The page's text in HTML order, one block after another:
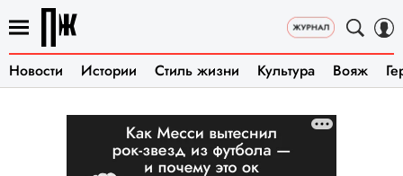
Новости Истории Стиль жизни Культура Вояж